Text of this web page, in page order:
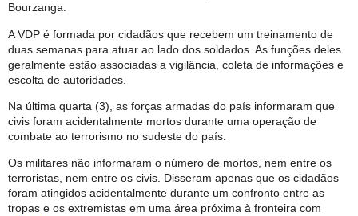
Bourzanga.
A VDP é formada por cidadãos que recebem um treinamento de
duas semanas para atuar ao lado dos soldados. As funções deles
geralmente estão associadas a vigilância, coleta de informações e
escolta de autoridades.
Na última quarta (3), as forças armadas do país informaram que
civis foram acidentalmente mortos durante uma operação de
combate ao terrorismo no sudeste do país.
Os militares não informaram o número de mortos, nem entre os
terroristas, nem entre os civis. Disseram apenas que os cidadãos
foram atingidos acidentalmente durante um confronto entre as
tropas e os extremistas em uma área próxima à fronteira com